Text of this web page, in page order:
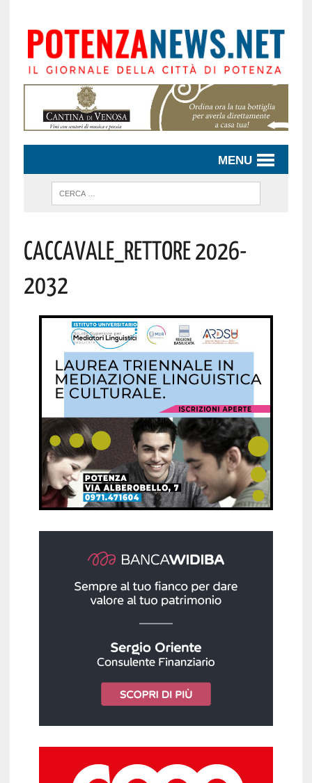
MENU
Caccavale_Rettore 2026-
2032